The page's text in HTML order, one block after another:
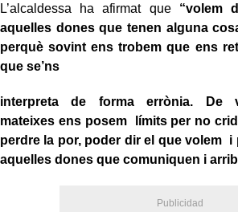
L’alcaldessa ha afirmat que “volem
aquelles dones que tenen alguna
perquè sovint ens trobem que ens
que se’ns
interpreta de forma errònia. De
mateixes ens posem límits per no
perdre la por, poder dir el que volem i
aquelles dones que comuniquen i